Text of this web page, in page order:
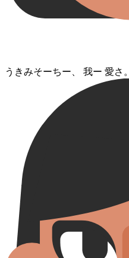
うきみそーちー、 我ー 愛さ。